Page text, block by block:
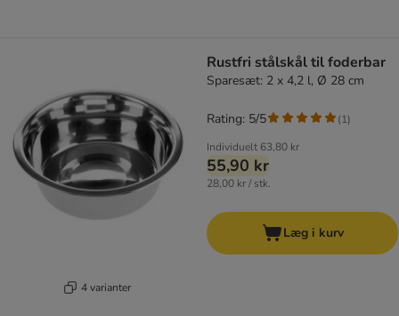
4 varianter
Rustfri stålskål til foderbar
Sparesæt: 2 x 4,2 l, Ø 28 cm
Individuelt 63,80 kr
55,90 kr
28,00 kr / stk.
Rating: 5/5 (1)
Læg i kurv